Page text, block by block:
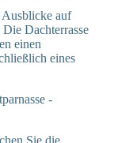
Ausblicke auf
Dachterrasse
einen
eines
-
Sie die